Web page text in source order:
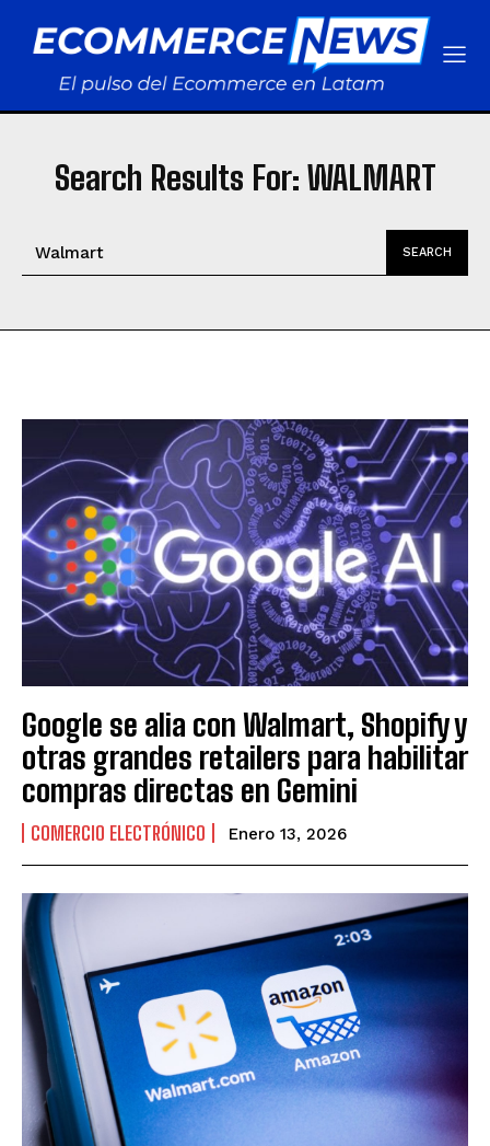
Search Results For: WALMART
SEARCH
Google se alia con Walmart, Shopify y
otras grandes retailers para habilitar
compras directas en Gemini
COMERCIO ELECTRÓNICO Enero 13, 2026